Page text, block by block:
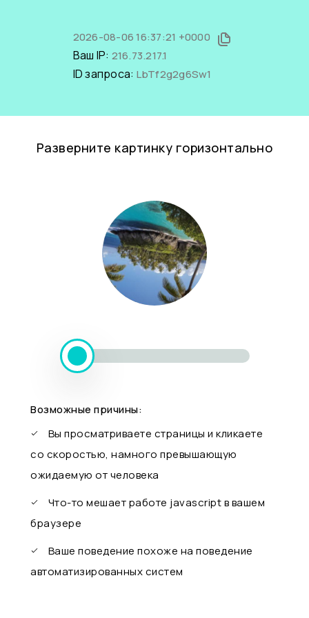
2026-08-06 16:37:21 +0000
Ваш IP: 216.73.217.1
ID запроса: LbTf2g2g6Sw1
Разверните картинку горизонтально
Возможные причины:
Вы просматриваете страницы и кликаете
со скоростью, намного превышающую
ожидаемую от человека
Что-то мешает работе javascript в вашем
браузере
Ваше поведение похоже на поведение
автоматизированных систем